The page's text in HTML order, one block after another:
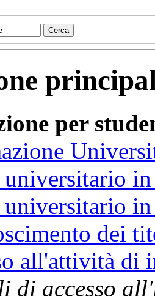
Cerca
per
universitario
dei
all'attività di
di accesso